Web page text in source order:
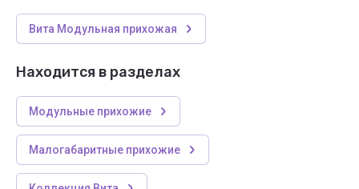
Вита Модульная прихожая
Находится в разделах
Модульные прихожие
Малогабаритные прихожие